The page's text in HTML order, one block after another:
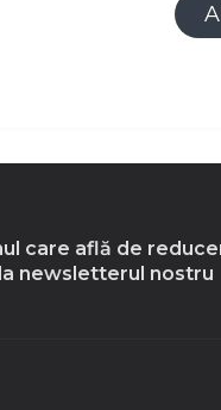
care află de
newsletterul nostru